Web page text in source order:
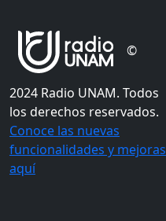
©
2024 Radio UNAM. Todos
los derechos reservados.
Conoce las nuevas
funcionalidades y mejoras
aquí